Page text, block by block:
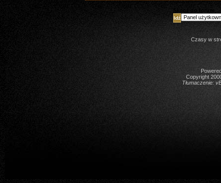
Skocz do forum
Czasy w
Copyright
Tłumaczenie: